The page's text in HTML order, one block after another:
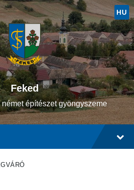
HU
Feked
építészet gyöngyszeme